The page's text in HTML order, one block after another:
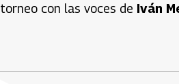
torneo con las voces de Iván